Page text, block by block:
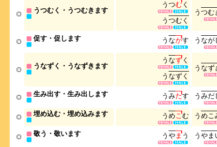
うつむく・うつむきます
うつむく
うつむく
うつむ
促す・促します う ながす う なが
うなずく・うなずきます
う なずく
う なずく
う なず
生み出す・生み出します うみだす うみだ
埋め込む・埋め込みます うめこむ うめこ
敬う・敬います うやまう うやま